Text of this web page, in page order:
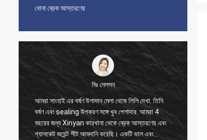
বোনা ব্রেক আস্তরণের
মিঃ নেলসন
আমরা সাংহাই এর ঘর্ষণ উপাদান মেলা থেকে লিলি দেখা. তিনি
ঘর্ষণ এবং sealing উপকরণ সঙ্গে খুব পেশাদার. আমরা 4
বছরের জন্য Xinyan কারখানা থেকে ব্রেক আস্তরণের এবং
গ্যাসকেট জয়েন্ট শীট আমদানি করেছি। একটি ভাল এবং